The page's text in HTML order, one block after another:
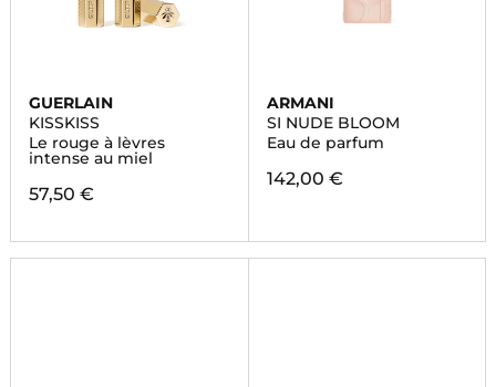
GUERLAIN
KISSKISS
Le rouge à lèvres
intense au miel
57,50 €
ARMANI
SI NUDE BLOOM
Eau de parfum
142,00 €